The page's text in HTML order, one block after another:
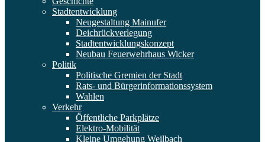
Stadtentwicklung
Neugestaltung Mainufer
Deichrückverlegung
Stadtentwicklungskonzept
Neubau Feuerwehrhaus Wicker
Politik
Politische Gremien der Stadt
Rats- und Bürgerinformationssystem
Wahlen
Verkehr
Öffentliche Parkplätze
Elektro-Mobilität
Kleine Umgehung Weilbach